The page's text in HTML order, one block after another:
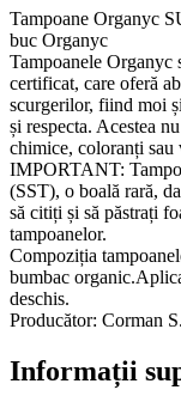
Organyc
Tampoane Organyc
buc Organyc
Tampoanele Organyc
certificat, care oferă
scurgerilor, fiind moi
și respecta. Acestea
chimice, coloranți sau
IMPORTANT:
(SST), o boală rară,
să citiți și să păstrați
tampoanelor.
Compoziția
bumbac
deschis.
Producător: Corman
Informații